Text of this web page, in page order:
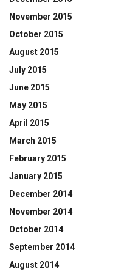
November 2015
October 2015
August 2015
July 2015
June 2015
May 2015
April 2015
March 2015
February 2015
January 2015
December 2014
November 2014
October 2014
September 2014
August 2014